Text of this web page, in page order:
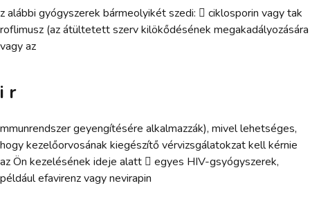
z alábbi gyógyszerek bármeolyikét szedi:  ciklosporin vagy tak
roflimusz (az átültetett szerv kilökődésének megakadályozására
vagy az
i r
mmunrendszer geyengítésére alkalmazzák), mivel lehetséges,
hogy kezelőorvosának kiegészítő vérvizsgálatokzat kell kérnie
az Ön kezelésének ideje alatt  egyes HIV-gsyógyszerek,
például efavirenz vagy nevirapin